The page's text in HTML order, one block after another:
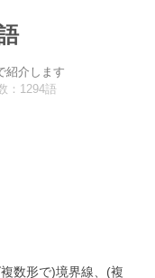
紹介します
：1294語
数形で)境界線、(複